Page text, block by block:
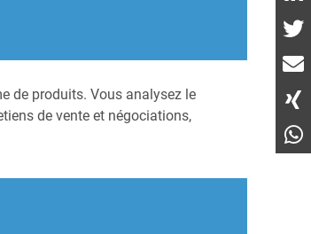
de produits. Vous analysez le
de vente et négociations,